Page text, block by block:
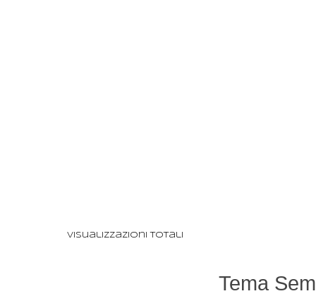
Visualizzazioni totali
Tema